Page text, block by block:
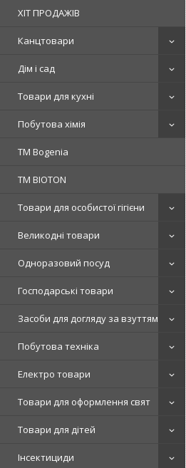
ХІТ ПРОДАЖІВ
Канцтовари
Дім і сад
Товари для кухні
Побутова хімія
ТМ Bogenia
ТМ BIOTON
Товари для особистої гігієни
Великодні товари
Одноразовий посуд
Господарські товари
Засоби для догляду за взуттям
Побутова техніка
Електро товари
Товари для оформлення свят
Товари для дітей
Інсектициди